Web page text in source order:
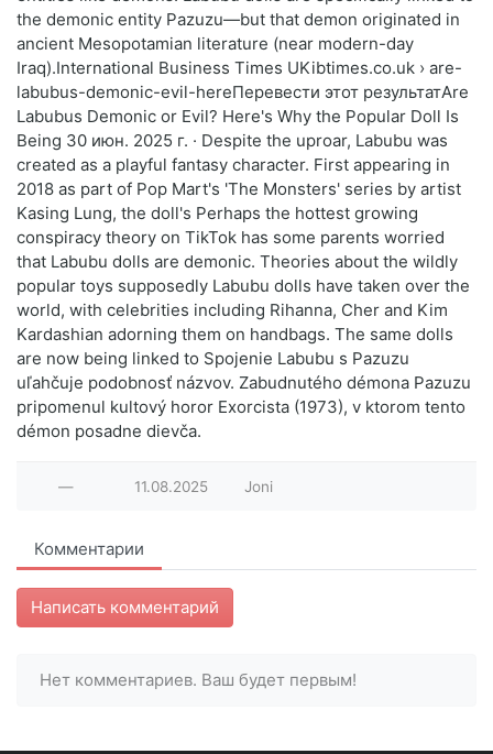
— 11.08.2025 Joni
Комментарии
Написать комментарий
Нет комментариев. Ваш будет первым!